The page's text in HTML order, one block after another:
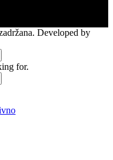
Developed by
for.